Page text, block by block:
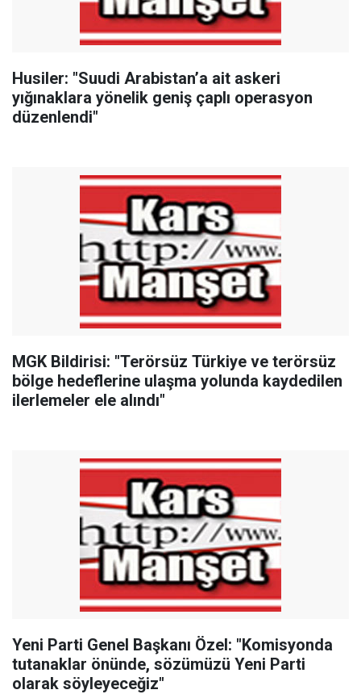
Husiler: "Suudi Arabistan’a ait askeri
yığınaklara yönelik geniş çaplı operasyon
düzenlendi"
MGK Bildirisi: "Terörsüz Türkiye ve terörsüz
bölge hedeflerine ulaşma yolunda kaydedilen
ilerlemeler ele alındı"
Yeni Parti Genel Başkanı Özel: "Komisyonda
tutanaklar önünde, sözümüzü Yeni Parti
olarak söyleyeceğiz"